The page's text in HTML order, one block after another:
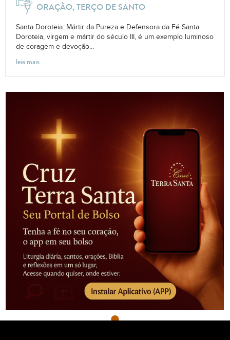
ORAÇÃO, TERÇO DE SANTO
Santa Doroteia: Mártir da Pureza e Defensora da Fé Santa
Doroteia, virgem e mártir do século III, é um exemplo luminoso
de coragem e devoção...
leia mais